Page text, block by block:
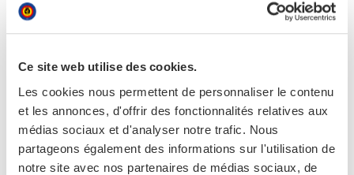
Ce site web utilise des cookies.
Les cookies nous permettent de personnaliser le contenu
et les annonces, d'offrir des fonctionnalités relatives aux
médias sociaux et d'analyser notre trafic. Nous
partageons également des informations sur l'utilisation de
notre site avec nos partenaires de médias sociaux, de
Civil
La Défense ne comporte pas que des
militaires. Environ 2000 civils y travaillent
en tant que fonctionnaires fédéraux.
Découvrir plus